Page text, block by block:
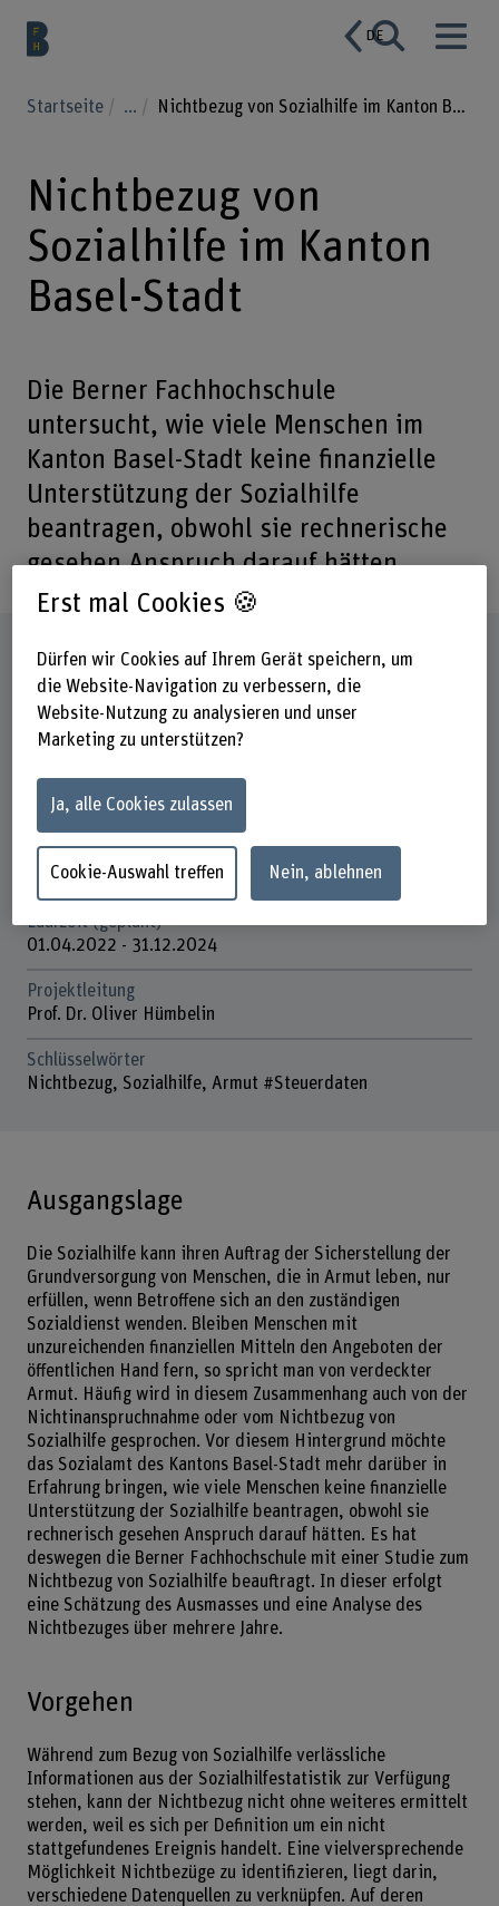
DE
Startseite ... Nichtbezug von Sozialhilfe im Kanton Basel-Stadt
Nichtbezug von
Sozialhilfe im Kanton
Basel-Stadt
Die Berner Fachhochschule
untersucht, wie viele Menschen im
Kanton Basel-Stadt keine finanzielle
Unterstützung der Sozialhilfe
beantragen, obwohl sie rechnerische
gesehen Anspruch darauf hätten.
Steckbrief
Beteiligte Departemente
Soziale Arbeit
Institut(e)
Institut Soziale Sicherheit und Sozialpolitik
Förderorganisation
Andere
Laufzeit (geplant)
01.04.2022 - 31.12.2024
Projektleitung
Prof. Dr. Oliver Hümbelin
Schlüsselwörter
Nichtbezug, Sozialhilfe, Armut #Steuerdaten
Ausgangslage
Die Sozialhilfe kann ihren Auftrag der Sicherstellung der
Grundversorgung von Menschen, die in Armut leben, nur
erfüllen, wenn Betroffene sich an den zuständigen
Sozialdienst wenden. Bleiben Menschen mit
unzureichenden finanziellen Mitteln den Angeboten der
öffentlichen Hand fern, so spricht man von verdeckter
Armut. Häufig wird in diesem Zusammenhang auch von der
Nichtinanspruchnahme oder vom Nichtbezug von
Sozialhilfe gesprochen. Vor diesem Hintergrund möchte
das Sozialamt des Kantons Basel-Stadt mehr darüber in
Erfahrung bringen, wie viele Menschen keine finanzielle
Unterstützung der Sozialhilfe beantragen, obwohl sie
rechnerisch gesehen Anspruch darauf hätten. Es hat
deswegen die Berner Fachhochschule mit einer Studie zum
Nichtbezug von Sozialhilfe beauftragt. In dieser erfolgt
eine Schätzung des Ausmasses und eine Analyse des
Nichtbezuges über mehrere Jahre.
Vorgehen
Während zum Bezug von Sozialhilfe verlässliche
Informationen aus der Sozialhilfestatistik zur Verfügung
stehen, kann der Nichtbezug nicht ohne weiteres ermittelt
werden, weil es sich per Definition um ein nicht
stattgefundenes Ereignis handelt. Eine vielversprechende
Möglichkeit Nichtbezüge zu identifizieren, liegt darin,
verschiedene Datenquellen zu verknüpfen. Auf deren
Erst mal Cookies 🍪
Dürfen wir Cookies auf Ihrem Gerät speichern, um
die Website-Navigation zu verbessern, die
Website-Nutzung zu analysieren und unser
Marketing zu unterstützen?
Ja, alle Cookies zulassen
Cookie-Auswahl treffen Nein, ablehnen